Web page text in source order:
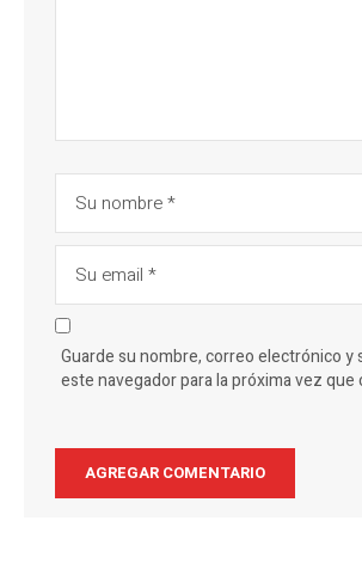
Guarde su nombre, correo electrónico y
este navegador para la próxima vez que